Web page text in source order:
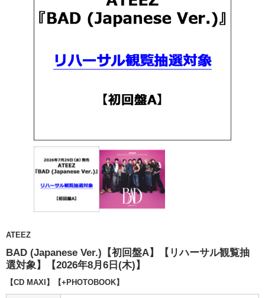
ATEEZ
BAD (Japanese Ver.)【初回盤A】【リハーサル観覧抽
選対象】【2026年8月6日(木)】
【CD MAXI】【+PHOTOBOOK】